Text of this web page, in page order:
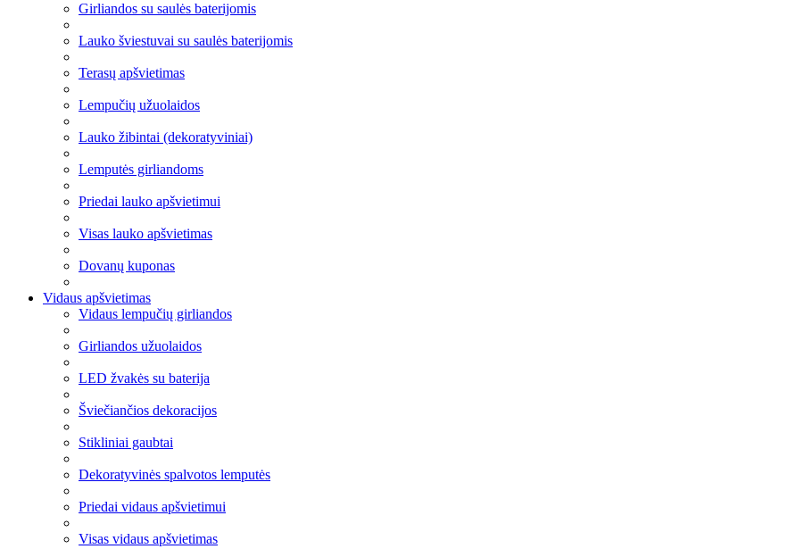
Girliandos su saulės baterijomis
Lauko šviestuvai su saulės baterijomis
Terasų apšvietimas
Lempučių užuolaidos
Lauko žibintai (dekoratyviniai)
Lemputės girliandoms
Priedai lauko apšvietimui
Visas lauko apšvietimas
Dovanų kuponas
Vidaus apšvietimas
Vidaus lempučių girliandos
Girliandos užuolaidos
LED žvakės su baterija
Šviečiančios dekoracijos
Stikliniai gaubtai
Dekoratyvinės spalvotos lemputės
Priedai vidaus apšvietimui
Visas vidaus apšvietimas